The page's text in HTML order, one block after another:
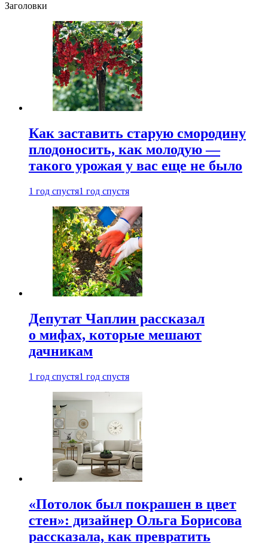
Заголовки
Как заставить старую смородину
плодоносить, как молодую —
такого урожая у вас еще не было
1 год спустя1 год спустя
Депутат Чаплин рассказал
о мифах, которые мешают
дачникам
1 год спустя1 год спустя
«Потолок был покрашен в цвет
стен»: дизайнер Ольга Борисова
рассказала, как превратить